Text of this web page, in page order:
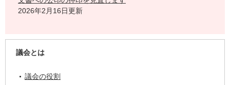
2026年2月16日更新
議会とは
議会の役割